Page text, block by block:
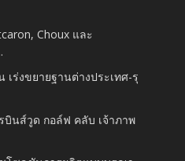
Choux และ
เร่งขยายฐานต่างประเทศ-รุ
บินส์วูด กอล์ฟ คลับ เจ้าภาพ